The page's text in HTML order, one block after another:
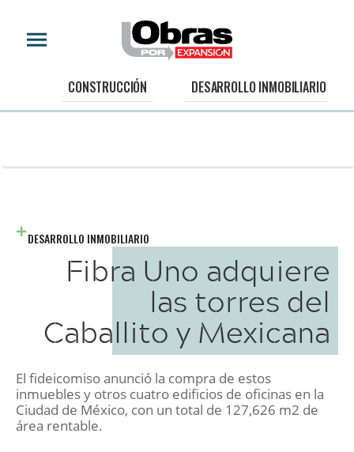
CONSTRUCCIÓN DESARROLLO INMOBILIARIO
DESARROLLO INMOBILIARIO
Fibra Uno adquiere
las torres del
Caballito y Mexicana
El fideicomiso anunció la compra de estos
inmuebles y otros cuatro edificios de oficinas en la
Ciudad de México, con un total de 127,626 m2 de
área rentable.